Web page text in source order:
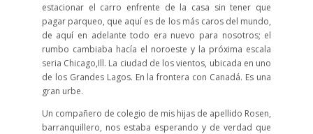
estacionar el carro enfrente de la casa sin tener que
pagar parqueo, que aquí es de los más caros del mundo,
de aquí en adelante todo era nuevo para nosotros; el
rumbo cambiaba hacía el noroeste y la próxima escala
seria Chicago,Ill. La ciudad de los vientos, ubicada en uno
de los Grandes Lagos. En la frontera con Canadá. Es una
gran urbe.
Un compañero de colegio de mis hijas de apellido Rosen,
barranquillero, nos estaba esperando y de verdad que